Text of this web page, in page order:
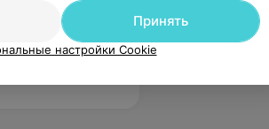
игры
Принять
настройки Cookie